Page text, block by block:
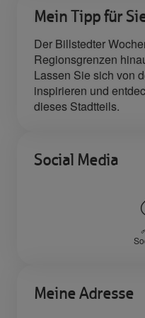
Mein Tipp für
Der Billstedter
Regionsgrenzen
Lassen Sie sich von
inspirieren und
dieses Stadtteils.
Social Media
Meine Adresse